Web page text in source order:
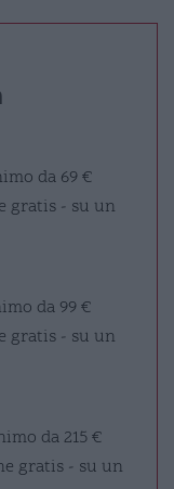
da 69 €
gratis - su un
da 99 €
gratis - su un
da 215 €
gratis - su un